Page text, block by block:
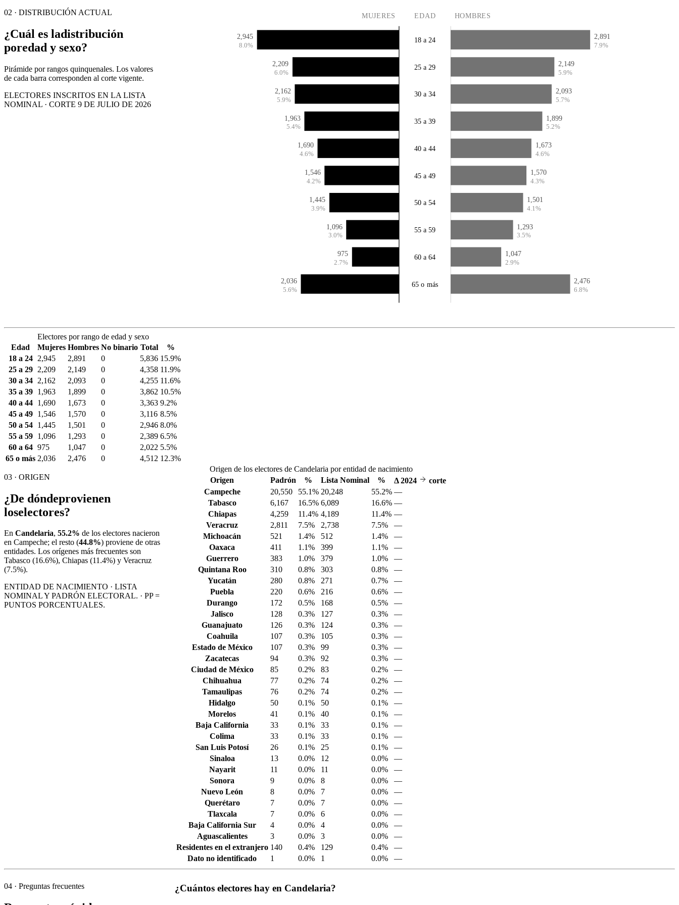
02 · DISTRIBUCIÓN ACTUAL
¿Cuál es ladistribución
poredad y sexo?
Pirámide por rangos quinquenales. Los valores
de cada barra corresponden al corte vigente.
ELECTORES INSCRITOS EN LA LISTA
NOMINAL · CORTE 9 DE JULIO DE 2026
MUJERES EDAD HOMBRES
2,945
8.0%
2,891
7.9%
18 a 24
2,209
6.0%
2,149
5.9%
25 a 29
2,162
5.9%
2,093
5.7%
30 a 34
1,963
5.4%
1,899
5.2%
35 a 39
1,690
4.6%
1,673
4.6%
40 a 44
1,546
4.2%
1,570
4.3%
45 a 49
1,445
3.9%
1,501
4.1%
50 a 54
1,096
3.0%
1,293
3.5%
55 a 59
975
2.7%
1,047
2.9%
60 a 64
2,036
5.6%
2,476
6.8%
65 o más
Electores por rango de edad y sexo
Edad
Mujeres Hombres No binario Total
%
18 a 24
2,945 2,891 0 5,836 15.9%
25 a 29
2,209 2,149 0 4,358 11.9%
30 a 34
2,162 2,093 0 4,255 11.6%
35 a 39
1,963 1,899 0 3,862 10.5%
40 a 44
1,690 1,673 0 3,363 9.2%
45 a 49
1,546 1,570 0 3,116 8.5%
50 a 54
1,445 1,501 0 2,946 8.0%
55 a 59
1,096 1,293 0 2,389 6.5%
60 a 64 975 1,047 0 2,022 5.5%
65 o más 2,036 2,476 0 4,512 12.3%
03 · ORIGEN
¿De dóndeprovienen
loselectores?
En Candelaria, 55.2% de los electores nacieron
en Campeche; el resto (44.8%) proviene de otras
entidades. Los orígenes más frecuentes son
Tabasco (16.6%), Chiapas (11.4%) y Veracruz
(7.5%).
ENTIDAD DE NACIMIENTO · LISTA
NOMINAL Y PADRÓN ELECTORAL. · PP =
PUNTOS PORCENTUALES.
Origen de los electores de Candelaria por entidad de nacimiento
Origen
Padrón % Lista Nominal % Δ2024
corte
Campeche
20,550 55.1% 20,248 55.2% —
Tabasco
6,167 16.5% 6,089 16.6% —
Chiapas
4,259 11.4% 4,189 11.4% —
Veracruz
2,811 7.5% 2,738 7.5%
—
Michoacán
521 1.4% 512 1.4%
—
Oaxaca
411 1.1% 399 1.1%
—
Guerrero
383 1.0% 379 1.0%
—
Quintana Roo
310 0.8% 303 0.8%
—
Yucatán
280 0.8% 271 0.7%
—
Puebla
220 0.6% 216 0.6%
—
Durango
172 0.5% 168 0.5%
—
Jalisco
128 0.3% 127 0.3%
—
Guanajuato
126 0.3% 124 0.3%
—
Coahuila
107 0.3% 105 0.3%
—
Estado de México
107 0.3% 99 0.3%
—
Zacatecas
94 0.3% 92 0.3%
—
Ciudad de México
85 0.2% 83 0.2%
—
Chihuahua
77 0.2% 74 0.2%
—
Tamaulipas
76 0.2% 74 0.2%
—
Hidalgo
50 0.1% 50 0.1%
—
Morelos
41 0.1% 40 0.1%
—
Baja California
33 0.1% 33 0.1%
—
Colima
33 0.1% 33 0.1%
—
San Luis Potosí
26 0.1% 25 0.1%
—
Sinaloa
13 0.0% 12 0.0%
—
Nayarit
11 0.0% 11 0.0%
—
Sonora
9 0.0% 8 0.0%
—
Nuevo León
8 0.0% 7 0.0%
—
Querétaro
7 0.0% 7 0.0%
—
Tlaxcala
7 0.0% 6 0.0%
—
Baja California Sur
4 0.0% 4 0.0%
—
Aguascalientes
3 0.0% 3 0.0%
—
Residentes en el extranjero 140 0.4% 129 0.4%
—
Dato no identificado
1 0.0% 1 0.0% —
04 · Preguntas frecuentes ¿Cuántos electores hay en Candelaria?